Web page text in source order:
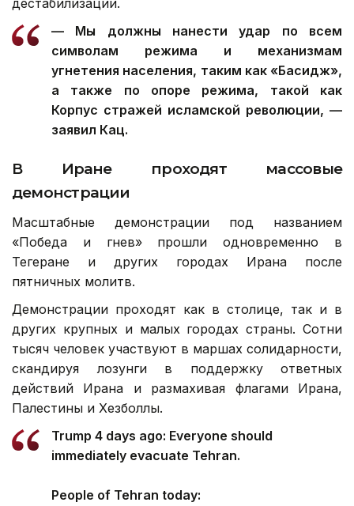
дестабилизации.
— Мы должны нанести удар по всем
символам режима и механизмам
угнетения населения, таким как «Басидж»,
а также по опоре режима, такой как
Корпус стражей исламской революции, —
заявил Кац.
В Иране проходят массовые
демонстрации
Масштабные демонстрации под названием
«Победа и гнев» прошли одновременно в
Тегеране и других городах Ирана после
пятничных молитв.
Демонстрации проходят как в столице, так и в
других крупных и малых городах страны. Сотни
тысяч человек участвуют в маршах солидарности,
скандируя лозунги в поддержку ответных
действий Ирана и размахивая флагами Ирана,
Палестины и Хезболлы.
Trump 4 days ago: Everyone should
immediately evacuate Tehran.
People of Tehran today: